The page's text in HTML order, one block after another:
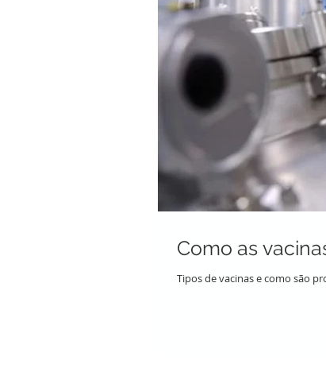
Como as
Tipos de vacinas e como são